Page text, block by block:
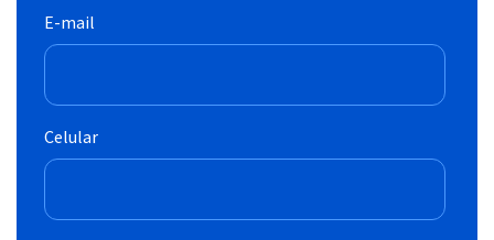
E-mail
Celular